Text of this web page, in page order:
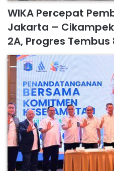
WIKA Percepat
Jakarta –
2A, Progres Tembus